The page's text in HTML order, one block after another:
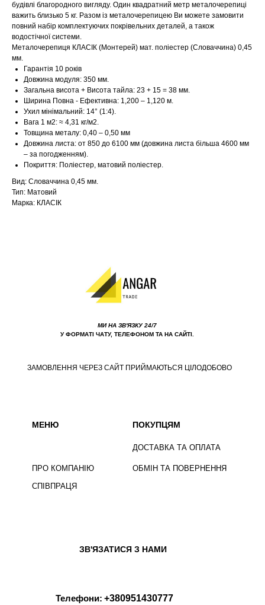
будівлі благородного вигляду. Один квадратний метр металочерепиці
важить близько 5 кг. Разом із металочерепицею Ви можете замовити
повний набір комплектуючих покрівельних деталей, а також
водостічної системи.
Металочерепиця КЛАСІК (Монтерей) мат. поліестер (Словаччина) 0,45
мм.
Гарантія 10 років
Довжина модуля: 350 мм.
Загальна висота + Висота тайла: 23 + 15 = 38 мм.
Ширина Повна - Ефективна: 1,200 – 1,120 м.
Ухил мінімальний: 14° (1:4).
Вага 1 м2: ≈ 4,31 кг/м2.
Товщина металу: 0,40 – 0,50 мм
Довжина листа: от 850 до 6100 мм (довжина листа більша 4600 мм
– за погодженням).
Покриття: Поліестер, матовий поліестер.
Вид: Словаччина 0,45 мм.
Тип: Матовий
Марка: КЛАСІК
ПРО КОМПАНІЮ
СПІВПРАЦЯ
ДОСТАВКА ТА ОПЛАТА
ОБМІН ТА ПОВЕРНЕННЯ
ПОКУПЦЯМ
МИ НА ЗВ'ЯЗКУ 24/7
У ФОРМАТІ ЧАТУ, ТЕЛЕФОНОМ ТА НА САЙТІ.
ЗВ'ЯЗАТИСЯ З НАМИ
Телефони:
МЕНЮ
ЗАМОВЛЕННЯ ЧЕРЕЗ САЙТ ПРИЙМАЮТЬСЯ ЦІЛОДОБОВО
+380951430777